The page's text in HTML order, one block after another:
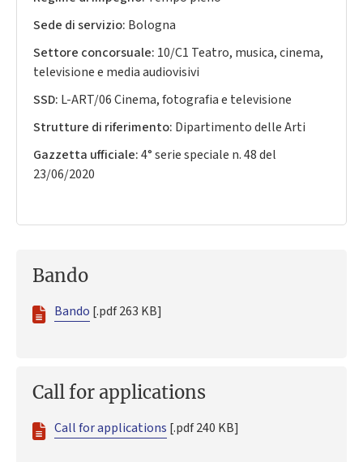
Sede di servizio: Bologna
Settore concorsuale: 10/C1 Teatro, musica, cinema,
televisione e media audiovisivi
SSD: L-ART/06 Cinema, fotografia e televisione
Strutture di riferimento: Dipartimento delle Arti
Gazzetta ufficiale:4° serie speciale n. 48 del
23/06/2020
Bando
Bando [.pdf 263 KB]
Call for applications
Call for applications [.pdf 240 KB]